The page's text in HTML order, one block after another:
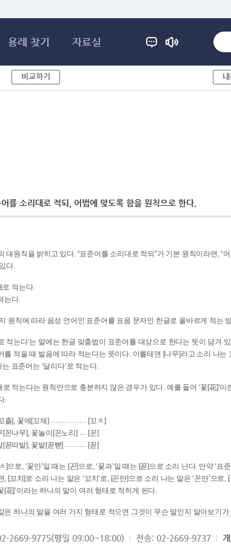
용례 찾기 자료실
비교하기 내
를 소리대로 적되, 어법에 맞도록 함을 원칙으로 한다.
대원칙을 밝히고 있다. “표준어를 소리대로 적되”가 기본 원칙이라면, “
다.
로 적는다.
는다.
원칙에 따라 음성 언어인 표준어를 표음 문자인 한글로 올바르게 적는
적는다’는 말에는 한글 맞춤법이 표준어를 대상으로 한다는 뜻이 담겨 있
라 적는다는 뜻이다. 이를테면 [나무]라고 소리 나는 표준어는 ‘나무’로 적
표준어는 ‘달리다’로 적는다.
적는다는 원칙만으로 충분하지 않은 경우가 있다. 예를 들어 ‘꽃[花]’이
.
츨], 꽃에[꼬체] …………… [꼬ㅊ]
[꼰나무], 꽃놀이[꼰노리] … [꼰]
[꼳따발], 꽃밭[꼳빧] ……… [꼳]
ㅊ]으로, ‘꽃만’일 때는 [꼰]으로, ‘꽃과’일 때는 [꼳]으로 소리 난다. 만약 ‘표
‘꼬치’로, [꼰만]으로 소리 나는 말은 ‘꼰만’으로, [꼳꽈]로 소리 나는 말
[花]’이라는 하나의 말이 여러 형태로 적히게 된다.
은 하나의 말을 여러 가지 형태로 적으면 그것이 무슨 말인지 알아보기
악하는 데 효과적이다.
2669-9775(평일 09:00~18:00) 전송: 02-2669-9737